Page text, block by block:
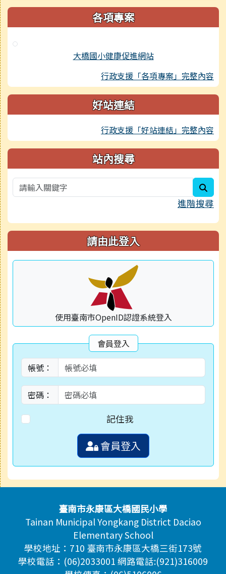
各項專案
大橋國小健康促進網站
行政支援「各項專案」完整內容
好站連結
行政支援「好站連結」完整內容
站內搜尋
進階搜尋
請由此登入
使用臺南市OpenID認證系統登入
會員登入
帳號：
密碼：
記住我
會員登入
頁尾區域內容臺南市永康區大橋國民小學
Tainan Municipal Yongkang District Daciao
Elementary School
學校地址：710 臺南市永康區大橋三街173號
學校電話：(06)2033001 網路電話:(921)316009